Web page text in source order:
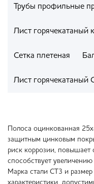
Трубы профильные
Лист горячекатаный
Сетка плетеная
Лист горячекатаный
Полоса оцинкованная
защитным цинковым
риск коррозии, повышает
способствует
Марка стали СТ3 и
характеристики,